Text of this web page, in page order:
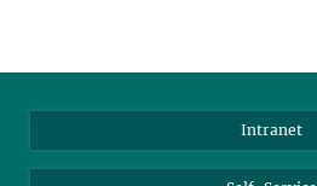
55128 Mainz
Tel.: +49 6131 379-0
Fax: +49 6131 379-100
Intranet